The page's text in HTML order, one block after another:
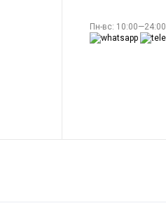
Пн-вс: 10:00—24:00